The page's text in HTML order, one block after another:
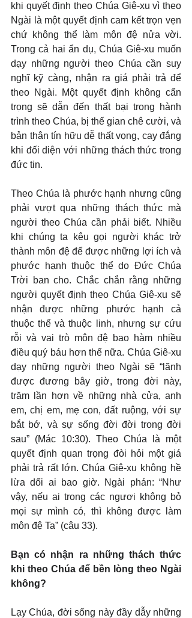
khi quyết định theo Chúa Giê-xu vì theo
Ngài là một quyết định cam kết trọn vẹn
chứ không thể làm môn đệ nửa vời.
Trong cả hai ẩn dụ, Chúa Giê-xu muốn
dạy những người theo Chúa cần suy
nghĩ kỹ càng, nhận ra giá phải trả để
theo Ngài. Một quyết định không cẩn
trọng sẽ dẫn đến thất bại trong hành
trình theo Chúa, bị thế gian chê cười, và
bản thân tín hữu dễ thất vọng, cay đắng
khi đối diện với những thách thức trong
đức tin.
Theo Chúa là phước hạnh nhưng cũng
phải vượt qua những thách thức mà
người theo Chúa cần phải biết. Nhiều
khi chúng ta kêu gọi người khác trở
thành môn đệ để được những lợi ích và
phước hạnh thuộc thể do Đức Chúa
Trời ban cho. Chắc chắn rằng những
người quyết định theo Chúa Giê-xu sẽ
nhận được những phước hạnh cả
thuộc thể và thuộc linh, nhưng sự cứu
rỗi và vai trò môn đệ bao hàm nhiều
điều quý báu hơn thế nữa. Chúa Giê-xu
dạy những người theo Ngài sẽ “lãnh
được đương bây giờ, trong đời này,
trăm lần hơn về những nhà cửa, anh
em, chị em, mẹ con, đất ruộng, với sự
bắt bớ, và sự sống đời đời trong đời
sau” (Mác 10:30). Theo Chúa là một
quyết định quan trọng đòi hỏi một giá
phải trả rất lớn. Chúa Giê-xu không hề
lừa dối ai bao giờ. Ngài phán: “Như
vậy, nếu ai trong các ngươi không bỏ
mọi sự mình có, thì không được làm
môn đệ Ta” (câu 33).
Bạn có nhận ra những thách thức
khi theo Chúa để bền lòng theo Ngài
không?
Lạy Chúa, đời sống này đầy dẫy những